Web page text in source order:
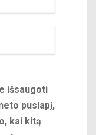
išsaugoti
puslapį,
kai kitą